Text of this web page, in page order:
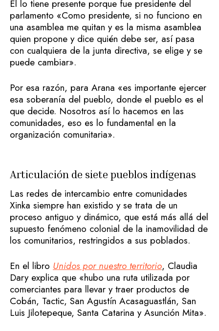
Él lo tiene presente porque fue presidente del
parlamento «Como presidente, si no funciono en
una asamblea me quitan y es la misma asamblea
quien propone y dice quién debe ser, así pasa
con cualquiera de la junta directiva, se elige y se
puede cambiar».
Por esa razón, para Arana «es importante ejercer
esa soberanía del pueblo, donde el pueblo es el
que decide. Nosotros así lo hacemos en las
comunidades, eso es lo fundamental en la
organización comunitaria».
Articulación de siete pueblos indígenas
Las redes de intercambio entre comunidades
Xinka siempre han existido y se trata de un
proceso antiguo y dinámico, que está más allá del
supuesto fenómeno colonial de la inamovilidad de
los comunitarios, restringidos a sus poblados.
En el libro Unidos por nuestro territorio, Claudia
Dary explica que «hubo una ruta utilizada por
comerciantes para llevar y traer productos de
Cobán, Tactic, San Agustín Acasaguastlán, San
Luis Jilotepeque, Santa Catarina y Asunción Mita».